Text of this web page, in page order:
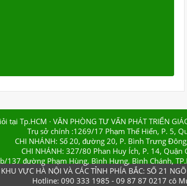
tại Tp.HCM · VĂN PHÒNG TƯ VẤN PHÁT TRIỂN
Trụ sở chính :1269/17 Phạm Thế Hiển, P. 5,
CHI NHÁNH: Số 20, đường 20, P. Bình Trưng
CHI NHÁNH: 327/80 Phan Huy Ích, P. 14, Quận
137 đường Phạm Hùng, Bình Hưng, Bình Chánh,
VỰC HÀ NỘI VÀ CÁC TỈNH PHÍA BẮC: SỐ 21
Hotline: 090 333 1985 - 09 87 87 0217 cô